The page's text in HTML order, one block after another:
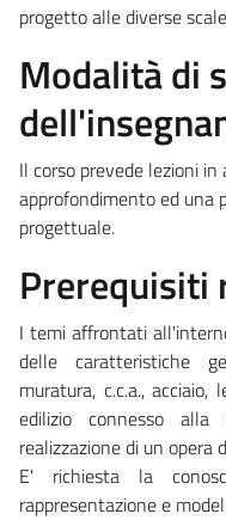
progetto alle diverse
Modalità di
Il corso prevede lezioni
approfondimento ed una
progettuale.
Prerequisiti
I temi affrontati
delle caratteristiche
muratura, c.c.a.,
edilizio connesso alla
realizzazione di un opera
E' richiesta la
rappresentazione e